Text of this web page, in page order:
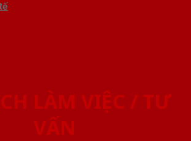
LÀM VIỆC / TƯ
VẤN